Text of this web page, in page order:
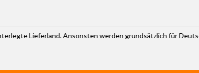
Lieferland. Ansonsten werden grundsätzlich für